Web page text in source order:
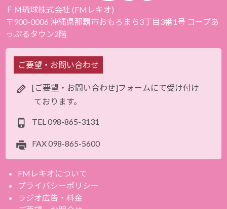
ＦＭ琉球株式会社 (FMレキオ)
〒900-0006 沖縄県那覇市おもろまち3丁目3番1号 コープあ
っぷるタウン2階
ご要望・お問い合わせ
[ご要望・お問い合わせ]フォームにて受け付け
ております。
TEL 098-865-3131
FAX098-865-5600
FMレキオについて
プライバシーポリシー
ラジオ広告・料金